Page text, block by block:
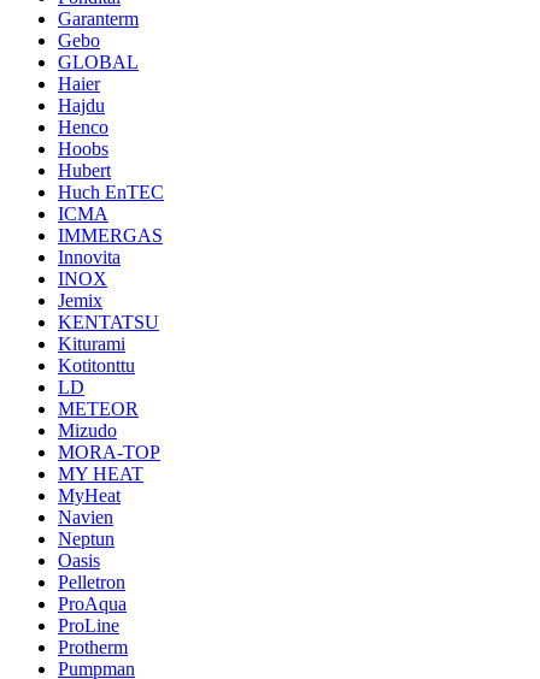
Garanterm
Gebo
GLOBAL
Haier
Hajdu
Henco
Hoobs
Hubert
Huch EnTEC
ICMA
IMMERGAS
Innovita
INOX
Jemix
KENTATSU
Kiturami
Kotitonttu
LD
METEOR
Mizudo
MORA-TOP
MY HEAT
MyHeat
Navien
Neptun
Oasis
Pelletron
ProAqua
ProLine
Protherm
Pumpman